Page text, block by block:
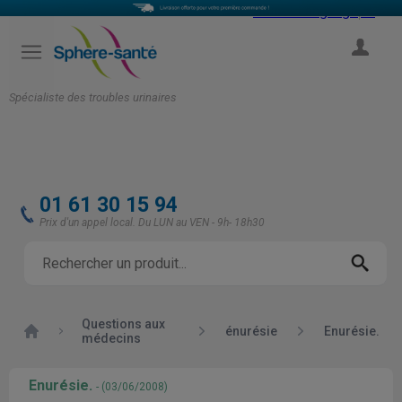
Spécialiste des troubles urinaires
Select Language
01 61 30 15 94
Prix d'un appel local. Du LUN au VEN - 9h- 18h30
Accueil
Questions aux
médecins
énurésie Enurésie.
Enurésie. - (03/06/2008)